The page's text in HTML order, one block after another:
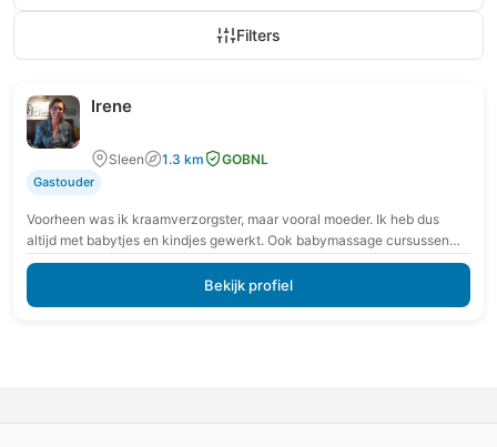
Filters
Irene
Sleen 1.3 km GOBNL
Gastouder
Voorheen was ik kraamverzorgster, maar vooral moeder. Ik heb dus
altijd met babytjes en kindjes gewerkt. Ook babymassage cursussen
heb ik met veel liefde gedaan,…
Bekijk profiel